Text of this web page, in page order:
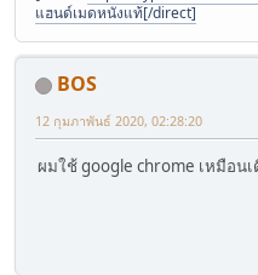
แฮนด์เมดหนังแท้[/direct]
BOS
12 กุมภาพันธ์ 2020, 02:28:20
ผมใช้ google chrome เหมือนเ